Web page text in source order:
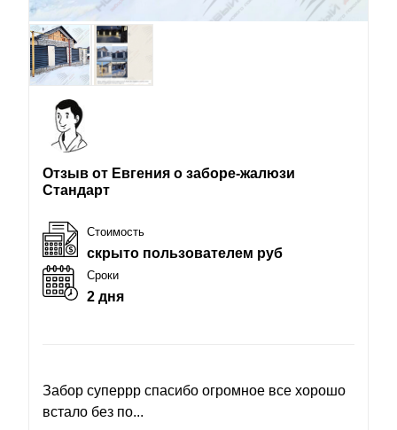
Отзыв от Евгения о заборе-жалюзи
Стандарт
Стоимость
скрыто пользователем руб
Сроки
2 дня
Забор суперрр спасибо огромное все хорошо
встало без по...